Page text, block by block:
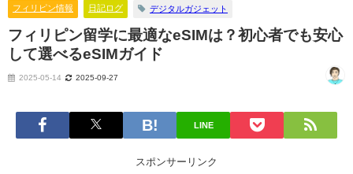
フィリピン情報 日記ログ デジタルガジェット
フィリピン留学に最適なeSIMは？初心者でも安心
して選べるeSIMガイド
2025-05-14 2025-09-27
LINE
スポンサーリンク